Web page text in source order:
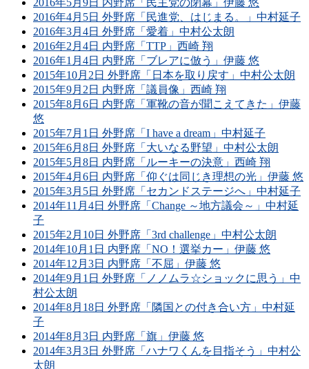
2016年5月9日 内野席「民主党の閉幕」伊藤 悠
2016年4月5日 外野席「民進党、はじまる。」中村延子
2016年3月4日 外野席「愛着」中村公太朗
2016年2月4日 内野席「TTP」西崎 翔
2016年1月4日 内野席「ブレアに倣う」伊藤 悠
2015年10月2日 外野席「日本を取り戻す」中村公太朗
2015年9月2日 内野席「議員像」西崎 翔
2015年8月6日 内野席「軍靴の音が聞こえてきた」伊藤
悠
2015年7月1日 外野席「I have a dream」中村延子
2015年6月8日 外野席「大いなる野望」中村公太朗
2015年5月8日 内野席「ルーキーの決意」西崎 翔
2015年4月6日 内野席「仰ぐは同じき理想の光」伊藤 悠
2015年3月5日 外野席「セカンドステージへ」中村延子
2014年11月4日 外野席「Change ～地方議会～」中村延
子
2015年2月10日 外野席「3rd challenge」中村公太朗
2014年10月1日 内野席「NO！選挙カー」伊藤 悠
2014年12月3日 内野席「不屈」伊藤 悠
2014年9月1日 外野席「ノノムラ☆ショックに思う」中
村公太朗
2014年8月18日 外野席「隣国との付き合い方」中村延
子
2014年8月3日 内野席「旗」伊藤 悠
2014年3月3日 外野席「ハナワくんを目指そう」中村公
太朗